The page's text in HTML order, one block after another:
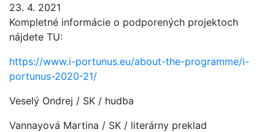
23. 4. 2021
Kompletné informácie o podporených projektoch
nájdete TU:
https://www.i-portunus.eu/about-the-programme/i-
portunus-2020-21/
Veselý Ondrej / SK / hudba
Vannayová Martina / SK / literárny preklad